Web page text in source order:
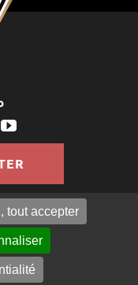
tout accepter
| Politique de
Gestion des